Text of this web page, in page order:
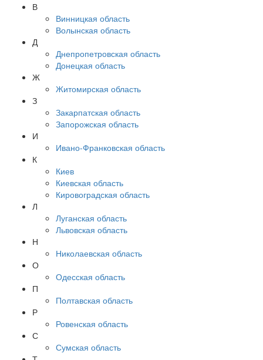
В
Винницкая область
Волынская область
Д
Днепропетровская область
Донецкая область
Ж
Житомирская область
З
Закарпатская область
Запорожская область
И
Ивано-Франковская область
К
Киев
Киевская область
Кировоградская область
Л
Луганская область
Львовская область
Н
Николаевская область
О
Одесская область
П
Полтавская область
Р
Ровенская область
С
Сумская область